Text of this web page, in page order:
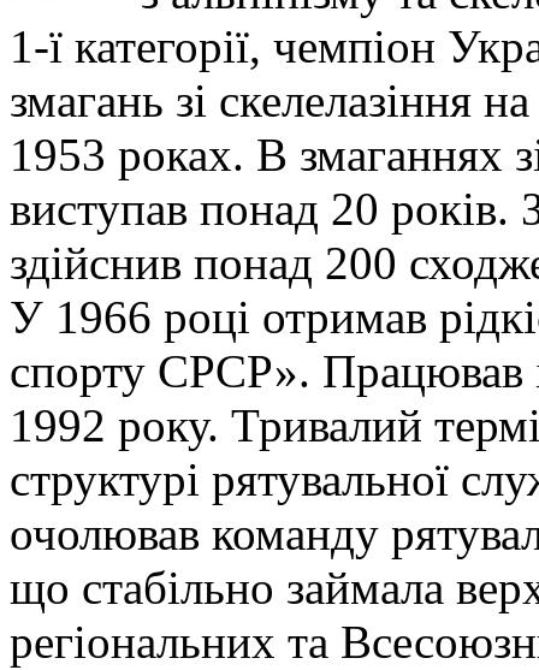
1-ї категорії, чемпіон
змагань зі скелелазіння
1953 роках. В змаганнях
виступав понад 20 років.
здійснив понад 200
У 1966 році отримав
спорту СРСР». Працював
1992 року. Тривалий
структурі рятувальної
очолював команду
що стабільно займала
регіональних та